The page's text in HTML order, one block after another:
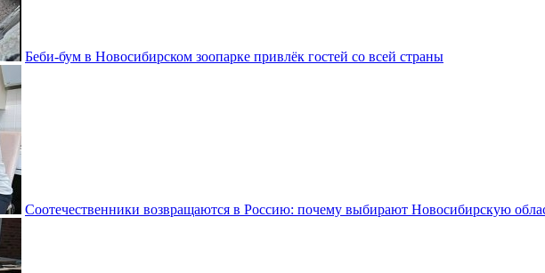
Беби-бум в Новосибирском зоопарке привлёк гостей со всей страны
Соотечественники возвращаются в Россию: почему выбирают Новосибирскую